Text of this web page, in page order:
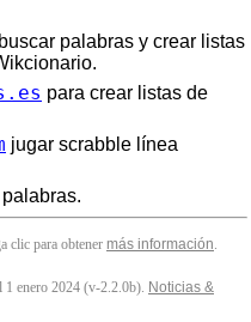
palabras y crear listas
para crear listas de
jugar scrabble línea
clic para obtener más información.
enero 2024 (v-2.2.0b). Noticias &